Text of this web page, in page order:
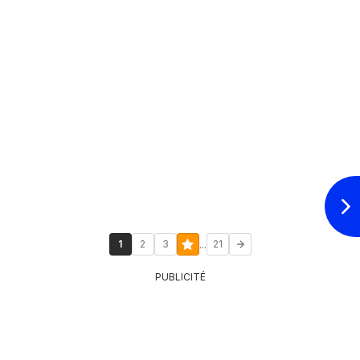
1 2 3 ... 21
PUBLICITÉ